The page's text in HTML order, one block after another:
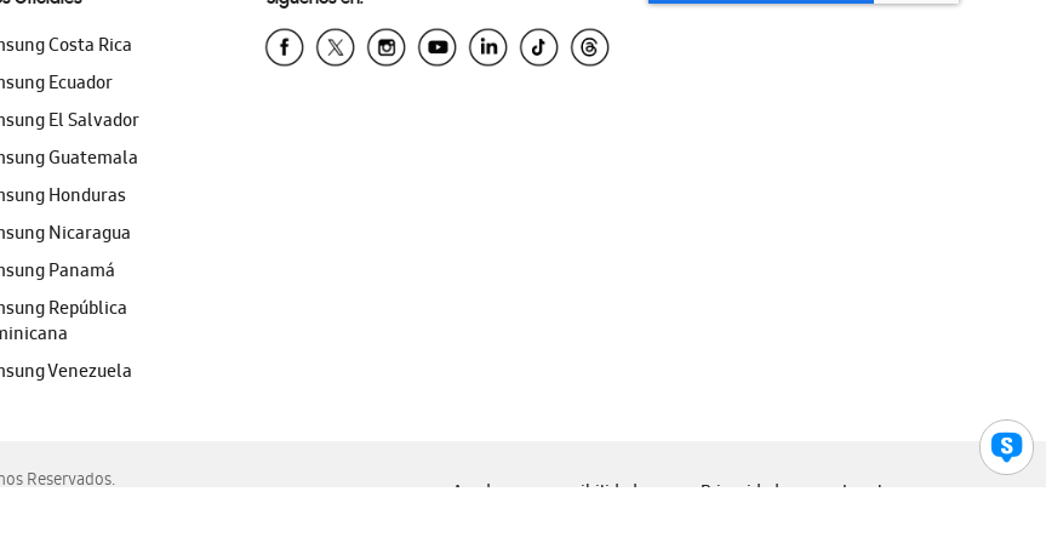
Costa Rica
Ecuador
El Salvador
Guatemala
Honduras
Nicaragua
Panamá
República
Venezuela
Reservados.
Ayuda para accesibilidad Privacidad Legal